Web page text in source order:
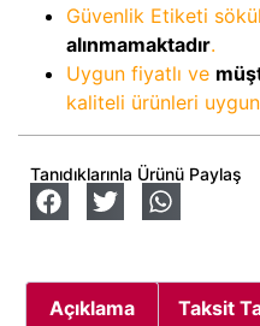
Güvenlik Etiketi
alınmamaktadır.
Uygun fiyatlı ve
kaliteli ürünleri uygun
Tanıdıklarınla Ürünü Paylaş
Açıklama Taksit